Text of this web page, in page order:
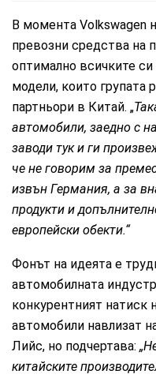
В момента Volkswagen
превозни средства на
оптимално всичките
модели, които групата
партньори в Китай. „
автомобили, заедно с
заводи тук и ги
че не говорим за
извън Германия, а за
продукти и
европейски обекти.“
Фонът на идеята е
автомобилната
конкурентният натиск
автомобили навлизат
Лийс, но подчертава:
китайските